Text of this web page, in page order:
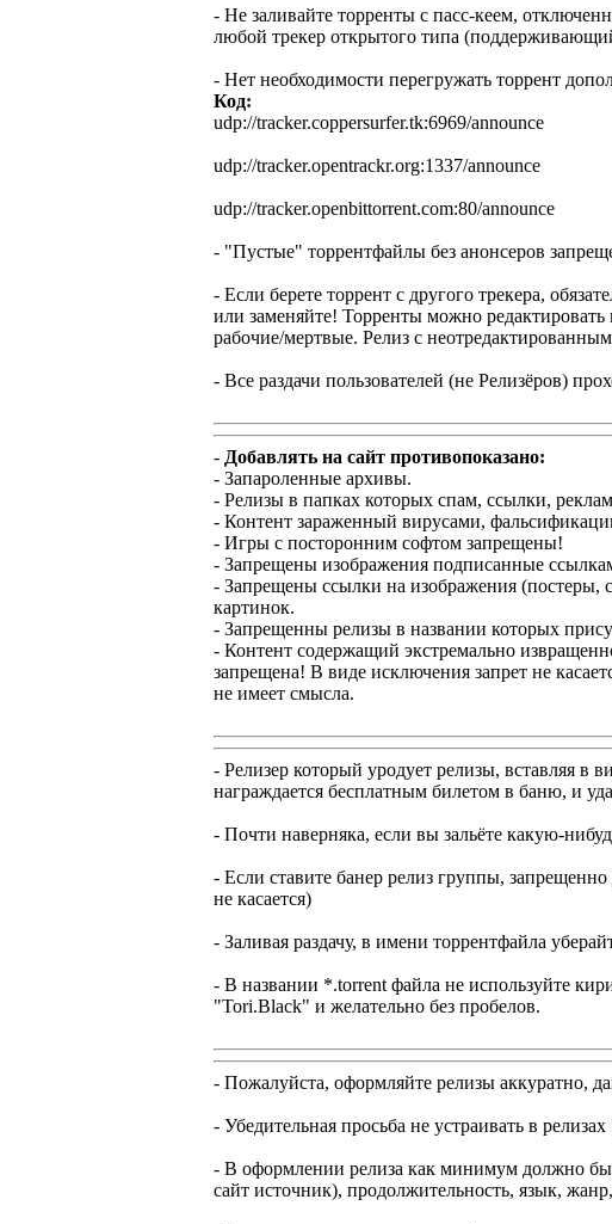
- Не заливайте торренты с пасс-кеем,
любой трекер открытого типа
- Нет необходимости перегружать торрент
Код:
udp://tracker.coppersurfer.tk:6969/announce
udp://tracker.opentrackr.org:1337/announce
udp://tracker.openbittorrent.com:80/announce
- "Пустые" торрентфайлы без анонсеров
- Если берете торрент с другого трекера,
или заменяйте! Торренты можно редактировать
рабочие/мертвые. Релиз с
- Все раздачи пользователей (не Релизёров)
- Добавлять на сайт противопоказано:
- Запароленные архивы.
- Релизы в папках которых спам, ссылки,
- Контент зараженный вирусами,
- Игры с посторонним софтом запрещены!
- Запрещены изображения подписанные
- Запрещены ссылки на изображения (постеры,
картинок.
- Запрещенны релизы в названии которых
- Контент содержащий экстремально
запрещена! В виде исключения запрет не
не имеет смысла.
- Релизер который уродует релизы, вставляя в
награждается бесплатным билетом в баню, и
- Почти наверняка, если вы зальёте какую-
- Если ставите банер релиз группы,
не касается)
- Заливая раздачу, в имени торрентфайла
- В названии *.torrent файла не используйте
"Tori.Black" и желательно без пробелов.
- Пожалуйста, оформляйте релизы аккуратно,
- Убедительная просьба не устраивать в
- В оформлении релиза как минимум должно
сайт источник), продолжительность, язык,